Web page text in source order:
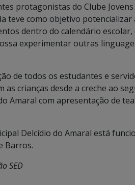
protagonistas do Clube
teve como objetivo
dentro do calendário
experimentar outras
de todos os estudantes e
as crianças desde a creche ao
Amaral com apresentação de
Delcídio do Amaral está
Barros.
SED